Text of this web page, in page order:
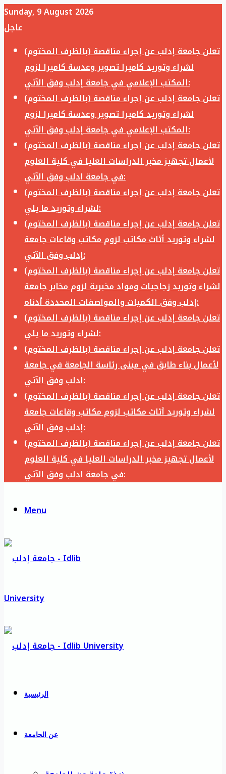
Sunday, 9 August 2026
عاجل
تعلن جامعة إدلب عن إجراء مناقصة (بالظرف المختوم)
لشراء وتوريد كاميرا تصوير وعدسة كاميرا لزوم
المكتب الإعلامي في جامعة إدلب وفق الآتي:
تعلن جامعة إدلب عن إجراء مناقصة (بالظرف المختوم)
لشراء وتوريد كاميرا تصوير وعدسة كاميرا لزوم
المكتب الإعلامي في جامعة إدلب وفق الآتي:
تعلن جامعة إدلب عن إجراء مناقصة (بالظرف المختوم)
لأعمال تجهيز مخبر الدراسات العليا في كلية العلوم
في جامعة ادلب وفق الآتي:
تعلن جامعة إدلب عن إجراء مناقصة (بالظرف المختوم)
لشراء وتوريد ما يلي:
تعلن جامعة إدلب عن إجراء مناقصة (بالظرف المختوم)
لشراء وتوريد أثاث مكاتب لزوم مكاتب وقاعات جامعة
إدلب وفق الآتي:
تعلن جامعة إدلب عن إجراء مناقصة (بالظرف المختوم)
لشراء وتوريد زجاجيات ومواد مخبرية لزوم مخابر جامعة
إدلب وفق الكميات والمواصفات المحددة أدناه:
تعلن جامعة إدلب عن إجراء مناقصة (بالظرف المختوم)
لشراء وتوريد ما يلي:
تعلن جامعة إدلب عن إجراء مناقصة (بالظرف المختوم)
لأعمال بناء طابق في مبنى رئاسة الجامعة في جامعة
ادلب وفق الآتي:
تعلن جامعة إدلب عن إجراء مناقصة (بالظرف المختوم)
لشراء وتوريد أثاث مكاتب لزوم مكاتب وقاعات جامعة
إدلب وفق الآتي:
تعلن جامعة إدلب عن إجراء مناقصة (بالظرف المختوم)
لأعمال تجهيز مخبر الدراسات العليا في كلية العلوم
في جامعة ادلب وفق الآتي:
Menu
الرئيسية
عن الجامعة